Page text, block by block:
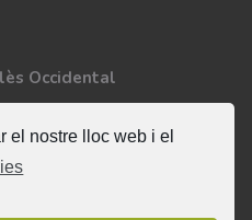
el nostre lloc web i el
Occidental